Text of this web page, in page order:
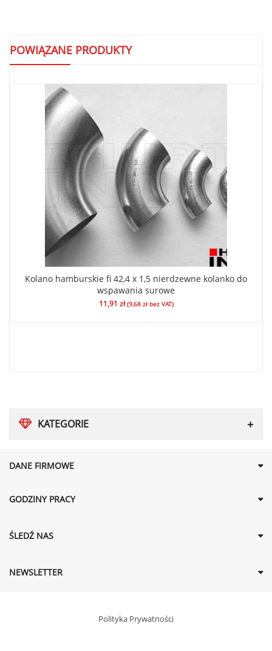
KATEGORIE
POWIĄZANE PRODUKTY
Kolano hamburskie fi 42,4 x 1,5 nierdzewne kolanko do
wspawania surowe
11,91 zł (9,68 złbez VAT)
DANE FIRMOWE
GODZINY PRACY
ŚLEDŹ NAS
NEWSLETTER
Polityka Prywatności